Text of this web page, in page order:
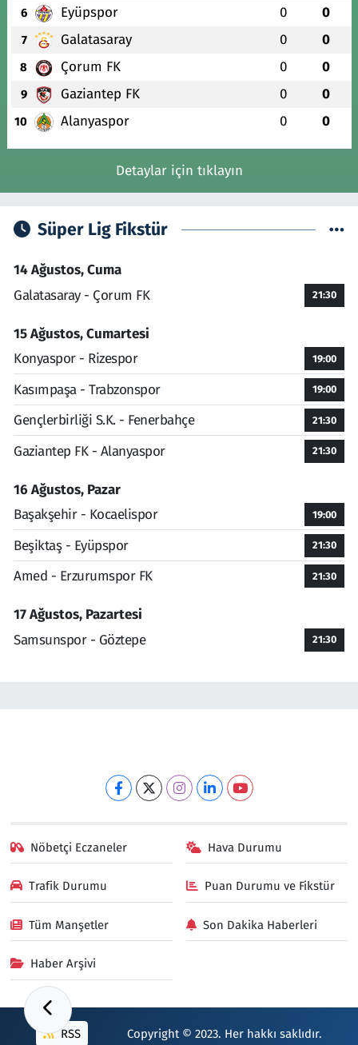
6 Eyüpspor 0 0
7 Galatasaray 0 0
8 Çorum FK 0 0
9 Gaziantep FK 0 0
10 Alanyaspor 0 0
Detaylar için tıklayın
Süper Lig Fikstür
14 Ağustos, Cuma
Galatasaray - Çorum FK
21:30
15 Ağustos, Cumartesi
Konyaspor - Rizespor
19:00
Kasımpaşa - Trabzonspor 19:00
Gençlerbirliği S.K. - Fenerbahçe 21:30
Gaziantep FK - Alanyaspor 21:30
16 Ağustos, Pazar
Başakşehir - Kocaelispor
19:00
Beşiktaş - Eyüpspor 21:30
Amed - Erzurumspor FK 21:30
17 Ağustos, Pazartesi
Samsunspor - Göztepe
21:30
Nöbetçi Eczaneler Hava Durumu
Trafik Durumu Puan Durumu ve Fikstür
Tüm Manşetler Son Dakika Haberleri
Haber Arşivi
RSS Copyright © 2023. Her hakkı saklıdır.